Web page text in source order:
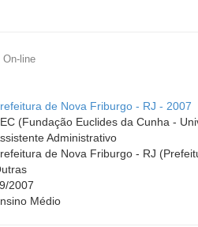
On-line
de Nova Friburgo - RJ - 2007
(Fundação Euclides da Cunha -
Administrativo
de Nova Friburgo - RJ
2007
Médio